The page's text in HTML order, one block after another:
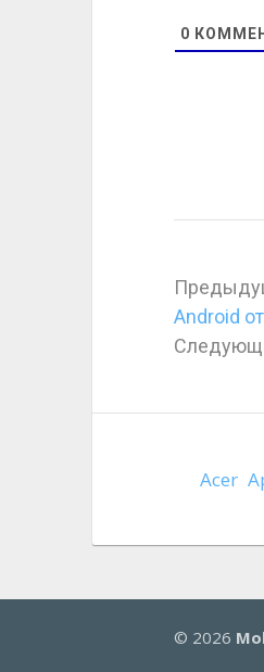
0
Android
Acer
© 2026